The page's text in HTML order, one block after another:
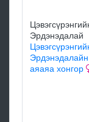
Эрдэнэдалай
Эрдэнэдалайн
аяаяа хонгор